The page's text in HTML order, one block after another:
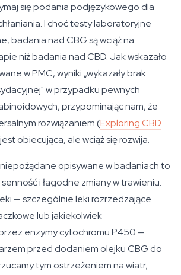
się podania podjęzykowego dla
I choć testy laboratoryjne
badania nad CBG są wciąż na
niż badania nad CBD. Jak wskazało
wPMC, wyniki „wykazały brak
w przypadku pewnych
przypominając nam, że
rozwiązaniem (Exploring CBD
obiecująca, ale wciąż się rozwija.
opisywane w badaniach to
i łagodne zmiany w trawieniu.
— szczególnie leki rozrzedzające
lub jakiekolwiek
enzymy cytochromu P450 —
przed dodaniem olejku CBG do
tym ostrzeżeniem na wiatr;